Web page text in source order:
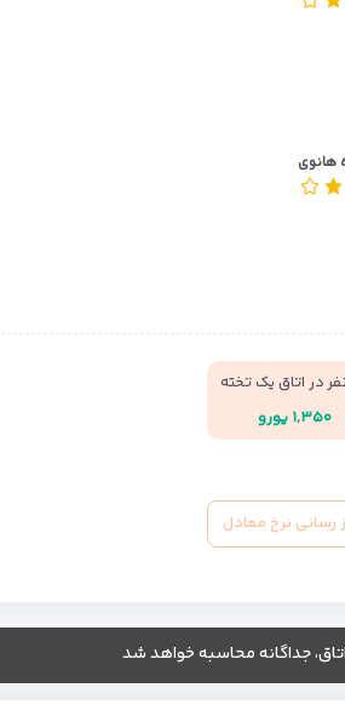
در اتاق یک تخته
۱,۳۵۰ یورو
رسانی نرخ معادل
جداگانه محاسبه خواهد شد